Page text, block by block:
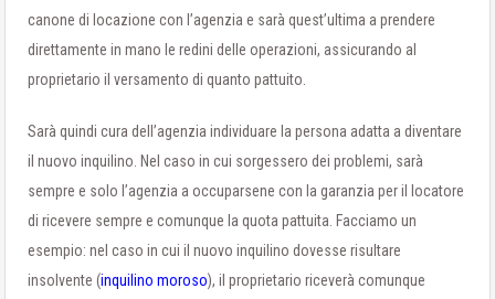
canone di locazione con l’agenzia e sarà quest’ultima a prendere
direttamente in mano le redini delle operazioni, assicurando al
proprietario il versamento di quanto pattuito.
Sarà quindi cura dell’agenzia individuare la persona adatta a diventare
il nuovo inquilino. Nel caso in cui sorgessero dei problemi, sarà
sempre e solo l’agenzia a occuparsene con la garanzia per il locatore
di ricevere sempre e comunque la quota pattuita. Facciamo un
esempio: nel caso in cui il nuovo inquilino dovesse risultare
insolvente (inquilino moroso), il proprietario riceverà comunque